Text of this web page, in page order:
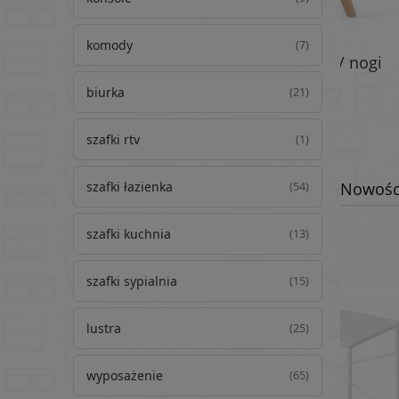
komody (7)
biurka (21)
szafki rtv (1)
szafki łazienka (54)
szafki kuchnia (13)
szafki sypialnia (15)
lustra (25)
wyposażenie (65)